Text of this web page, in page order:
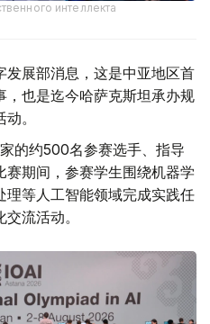
интеллекта
展部消息，这是中亚地区首
，也是迄今哈萨克斯坦承办规
。
的约500名参赛选手、指导
期间，参赛学生围绕机器学
理等人工智能领域完成实践任
流活动。